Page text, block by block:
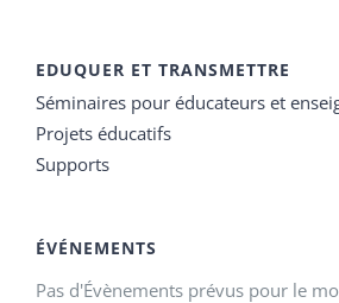
EDUQUER ET TRANSMETTRE
Séminaires pour éducateurs et
Projets éducatifs
Supports
ÉVÉNEMENTS
Pas d'Évènements prévus pour le